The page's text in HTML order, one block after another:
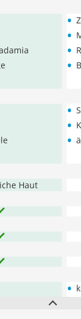
•
•
•
•
•
•
•
Haut
•